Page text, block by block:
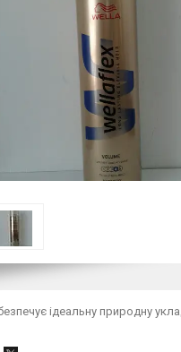
ідеальну природну